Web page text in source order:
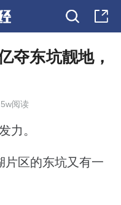
夺东坑靓地，
阅读
力。
片区的东坑又有一